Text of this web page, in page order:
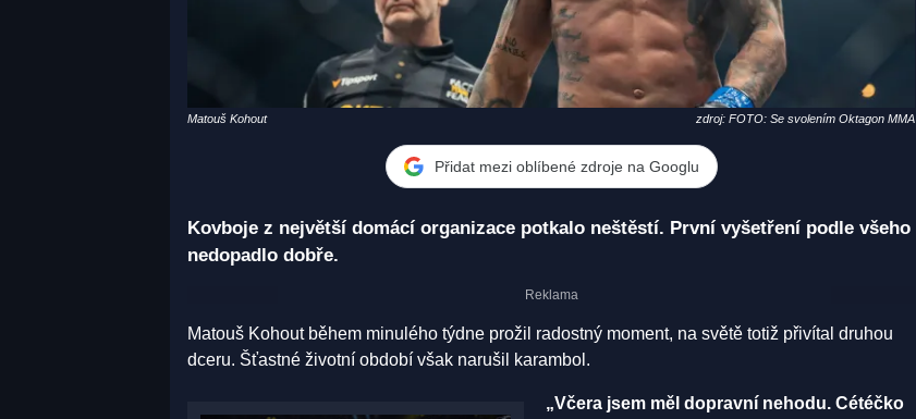
Matouš Kohout zdroj: FOTO: Se svolením Oktagon MMA
Přidat mezi oblíbené zdroje na Googlu
Kovboje z největší domácí organizace potkalo neštěstí. První vyšetření podle všeho
nedopadlo dobře.
Matouš Kohout během minulého týdne prožil radostný moment, na světě totiž přivítal druhou
dceru. Šťastné životní období však narušil karambol.
„Včera jsem měl dopravní nehodu. Cétéčko